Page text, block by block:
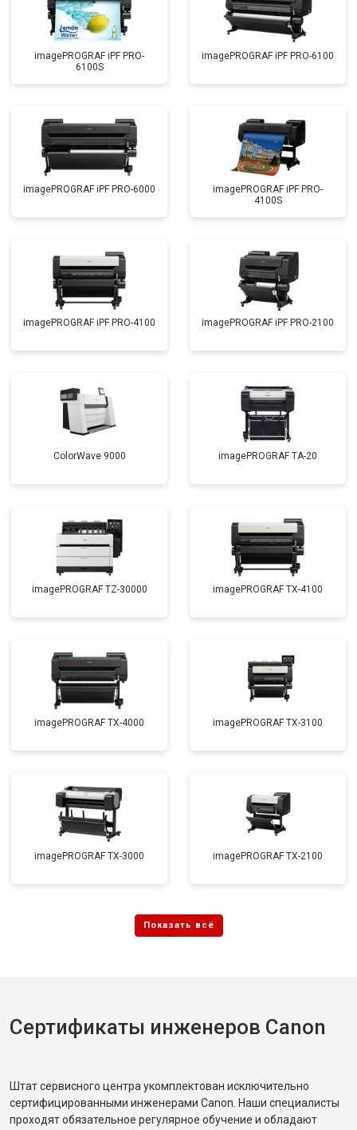
imagePROGRAF iPF PRO-
6100S
imagePROGRAF iPF PRO-6100
imagePROGRAF iPF PRO-6000
imagePROGRAF iPF PRO-
4100S
imagePROGRAF iPF PRO-4100 imagePROGRAF iPF PRO-2100
ColorWave 9000 imagePROGRAF TA-20
imagePROGRAF TZ-30000 imagePROGRAF TX-4100
imagePROGRAF TX-4000 imagePROGRAF TX-3100
imagePROGRAF TX-3000 imagePROGRAF TX-2100
Сертификаты инженеров Canon
Штат сервисного центра укомплектован исключительно
сертифицированными инженерами Canon. Наши специалисты
проходят обязательное регулярное обучение и обладают